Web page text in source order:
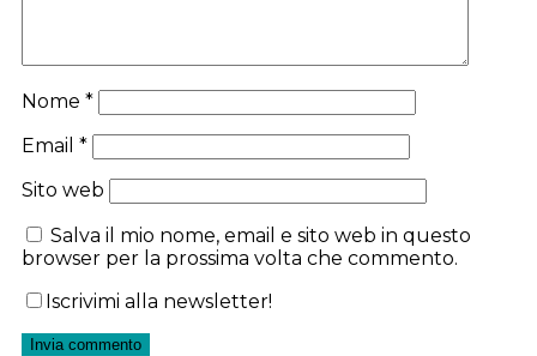
Nome *
Email *
Sito web
Salva il mio nome, email e sito web in questo
browser per la prossima volta che commento.
Iscrivimi alla newsletter!